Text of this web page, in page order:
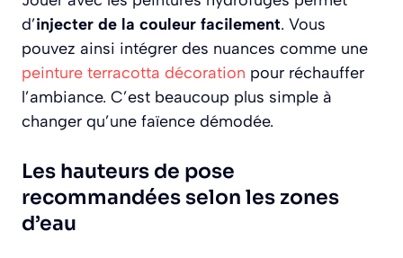
d’injecter de la couleur facilement. Vous
pouvez ainsi intégrer des nuances comme une
peinture terracotta décoration pour réchauffer
l’ambiance. C’est beaucoup plus simple à
changer qu’une faïence démodée.
Les hauteurs de pose
recommandées selon les zones
d’eau